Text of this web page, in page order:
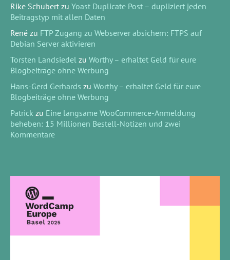
Rike Schubert zu Yoast Duplicate Post – dupliziert jeden
Beitragstyp mit allen Daten
René zu FTP Zugang zu Webserver absichern: FTPS auf
Debian Server aktivieren
Torsten Landsiedel zu Worthy – erhaltet Geld für eure
Blogbeiträge ohne Werbung
Hans-Gerd Gerhards zu Worthy – erhaltet Geld für eure
Blogbeiträge ohne Werbung
Patrick zu Eine langsame WooCommerce-Anmeldung
beheben: 15 Millionen Bestell-Notizen und zwei
Kommentare